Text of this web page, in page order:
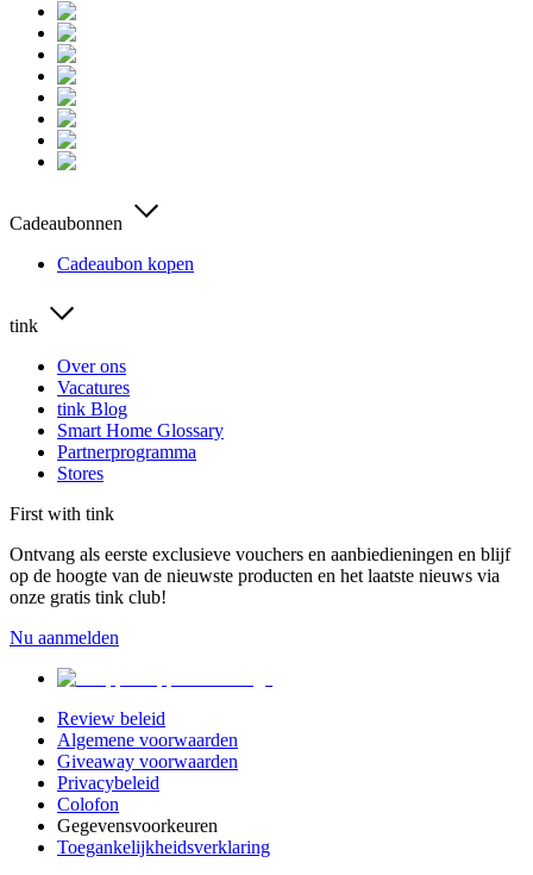
Cadeaubonnen
Cadeaubon kopen
tink
Over ons
Vacatures
tink Blog
Smart Home Glossary
Partnerprogramma
Stores
First with tink
Ontvang als eerste exclusieve vouchers en aanbiedieningen en blijf
op de hoogte van de nieuwste producten en het laatste nieuws via
onze gratis tink club!
Nu aanmelden
Review beleid
Algemene voorwaarden
Giveaway voorwaarden
Privacybeleid
Colofon
Gegevensvoorkeuren
Toegankelijkheidsverklaring